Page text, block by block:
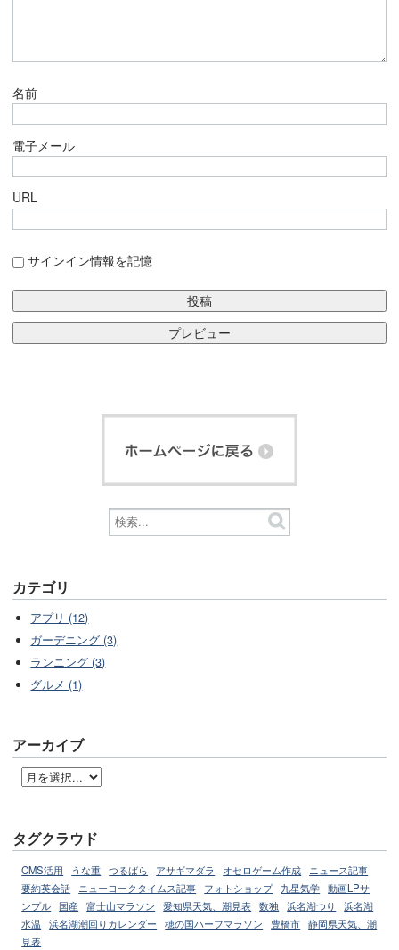
名前
電子メール
URL
サインイン情報を記憶
カテゴリ
アプリ (12)
ガーデニング (3)
ランニング (3)
グルメ (1)
アーカイブ
タグクラウド
CMS活用 うな重 つるばら アサギマダラ オセロゲーム作成
ニュース記事
要約英会話
ニューヨークタイムス記事 フォトショップ 九星気学 動画LPサ
ンプル 国産 富士山マラソン 愛知県天気、潮見表 数独 浜名湖つり
浜名湖
水温
浜名湖潮回りカレンダー 穂の国ハーフマラソン 豊橋市 静岡県天気、潮
見表